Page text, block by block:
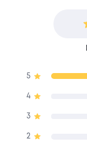
5
4
3
2